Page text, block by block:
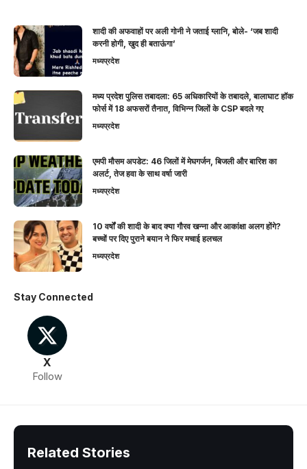
शादी की अफवाहों पर अली गोनी ने जताई ग्लानि, बोले- ‘जब शादी
करनी होगी, खुद ही बताऊंगा’
मध्यप्रदेश
मध्य प्रदेश पुलिस तबादला: 65 अधिकारियों के तबादले, बालाघाट हॉक
फोर्स में 18 अफसरों तैनात, विभिन्न जिलों के CSP बदले गए
मध्यप्रदेश
एमपी मौसम अपडेट: 46 जिलों में मेघगर्जन, बिजली और बारिश का
अलर्ट, तेज हवा के साथ वर्षा जारी
मध्यप्रदेश
10 वर्षों की शादी के बाद क्या गौरव खन्ना और आकांक्षा अलग होंगे?
बच्चों पर दिए पुराने बयान ने फिर मचाई हलचल
मध्यप्रदेश
Stay Connected
X
Follow
Related Stories